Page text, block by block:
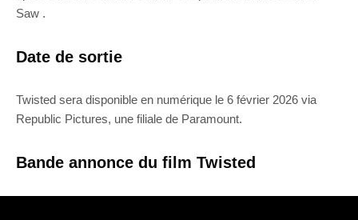
Saw .
Date de sortie
Twisted sera disponible en numérique le 6 février 2026 via
Republic Pictures, une filiale de Paramount.
Bande annonce du film Twisted